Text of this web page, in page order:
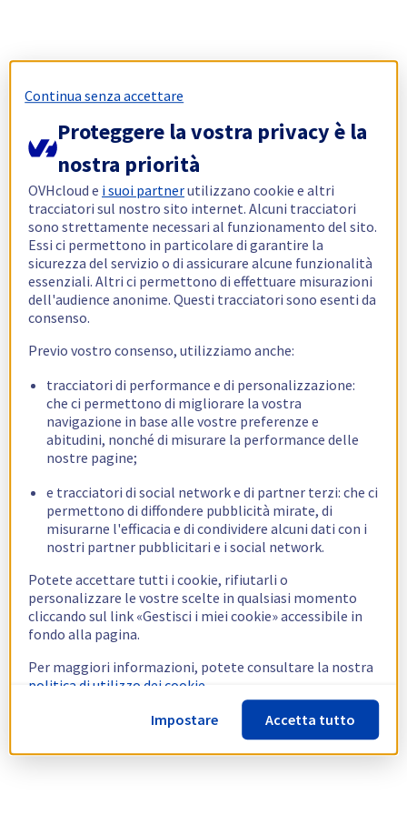
Continua senza accettare
Proteggere la vostra privacy è la
nostra priorità
OVHcloud e i suoi partnerutilizzano cookie e altri
tracciatori sul nostro sito internet. Alcuni tracciatori
sono strettamente necessari al funzionamento del sito.
Essi ci permettono in particolare di garantire la
sicurezza del servizio o di assicurare alcune funzionalità
essenziali. Altri ci permettono di effettuare misurazioni
dell'audience anonime. Questi tracciatori sono esenti da
consenso.
Previo vostro consenso, utilizziamo anche:
tracciatori di performance e di personalizzazione:
che ci permettono di migliorare la vostra
navigazione in base alle vostre preferenze e
abitudini, nonché di misurare la performance delle
nostre pagine;
e tracciatori di social network e di partner terzi: che ci
permettono di diffondere pubblicità mirate, di
misurarne l'efficacia e di condividere alcuni dati con i
nostri partner pubblicitari e i social network.
Potete accettare tutti i cookie, rifiutarli o
personalizzare le vostre scelte in qualsiasi momento
cliccando sul link «Gestisci i miei cookie» accessibile in
fondo alla pagina.
Per maggiori informazioni, potete consultare la nostra
politica di utilizzo dei cookie.
Impostare
Accetta tutto